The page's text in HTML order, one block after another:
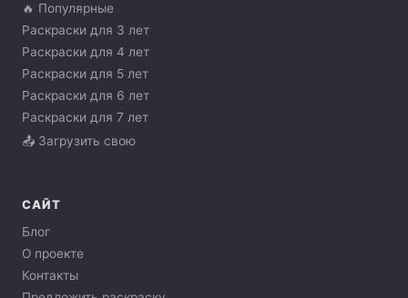
🔥 Популярные
Раскраски для 3 лет
Раскраски для 4 лет
Раскраски для 5 лет
Раскраски для 6 лет
Раскраски для 7 лет
📤 Загрузить свою
САЙТ
Блог
О проекте
Контакты